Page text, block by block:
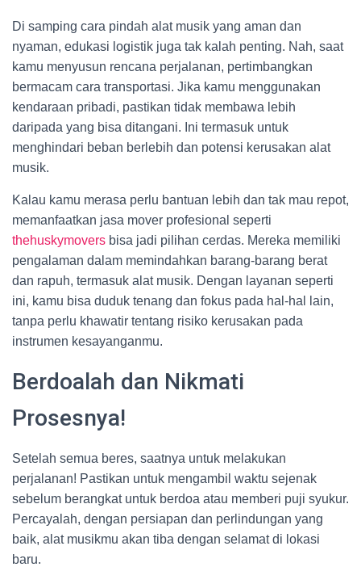
Di samping cara pindah alat musik yang aman dan
nyaman, edukasi logistik juga tak kalah penting. Nah, saat
kamu menyusun rencana perjalanan, pertimbangkan
bermacam cara transportasi. Jika kamu menggunakan
kendaraan pribadi, pastikan tidak membawa lebih
daripada yang bisa ditangani. Ini termasuk untuk
menghindari beban berlebih dan potensi kerusakan alat
musik.
Kalau kamu merasa perlu bantuan lebih dan tak mau repot,
memanfaatkan jasa mover profesional seperti
thehuskymovers bisa jadi pilihan cerdas. Mereka memiliki
pengalaman dalam memindahkan barang-barang berat
dan rapuh, termasuk alat musik. Dengan layanan seperti
ini, kamu bisa duduk tenang dan fokus pada hal-hal lain,
tanpa perlu khawatir tentang risiko kerusakan pada
instrumen kesayanganmu.
Berdoalah dan Nikmati
Prosesnya!
Setelah semua beres, saatnya untuk melakukan
perjalanan! Pastikan untuk mengambil waktu sejenak
sebelum berangkat untuk berdoa atau memberi puji syukur.
Percayalah, dengan persiapan dan perlindungan yang
baik, alat musikmu akan tiba dengan selamat di lokasi
baru.